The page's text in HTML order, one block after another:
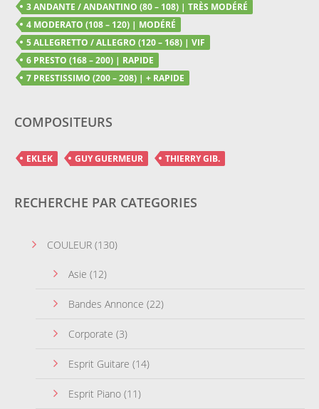
3 ANDANTE / ANDANTINO (80 – 108) | TRÈS MODÉRÉ
4 MODERATO (108 – 120) | MODÉRÉ
5 ALLEGRETTO / ALLEGRO (120 – 168) | VIF
6 PRESTO (168 – 200) | RAPIDE
7 PRESTISSIMO (200 – 208) | + RAPIDE
COMPOSITEURS
EKLEK GUY GUERMEUR THIERRY GIB.
RECHERCHE PAR CATEGORIES
COULEUR (130)
Asie (12)
Bandes Annonce (22)
Corporate (3)
Esprit Guitare (14)
Esprit Piano (11)